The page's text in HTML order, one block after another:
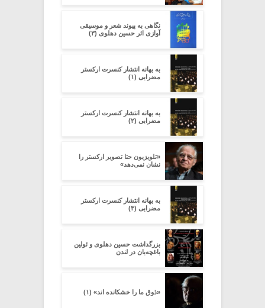
نگاهی به پیوند شعر و موسیقی
آوازی اثر حسین دهلوی (۳)
به بهانه انتشار کنسرت ارکستر
مضرابی (۱)
به بهانه انتشار کنسرت ارکستر
مضرابی (۲)
«تلویزیون حتا تصویر ارکستر را
نشان نمی‌دهد»
به بهانه انتشار کنسرت ارکستر
مضرابی (۳)
بزرگداشت حسین دهلوی و ئولین
باغچه‌بان در لندن
«ذوق ما را خشکانده اند» (۱)